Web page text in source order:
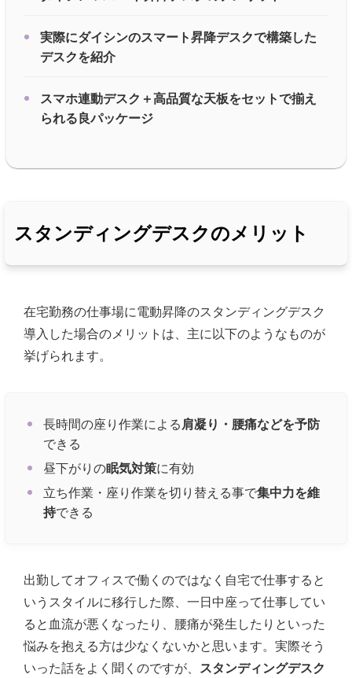
実際にダイシンのスマート昇降デスクで構築した
デスクを紹介
スマホ連動デスク＋高品質な天板をセットで揃え
られる良パッケージ
スタンディングデスクのメリット
在宅勤務の仕事場に電動昇降のスタンディングデスク
導入した場合のメリットは、主に以下のようなものが
挙げられます。
長時間の座り作業による 肩凝り・腰痛などを予防
できる
昼下がりの眠気対策に有効
立ち作業・座り作業を切り替える事で集中力を維
持できる
出勤してオフィスで働くのではなく自宅で仕事すると
いうスタイルに移行した際、一日中座って仕事してい
ると血流が悪くなったり、腰痛が発生したりといった
悩みを抱える方は少なくないかと思います。実際そう
いった話をよく聞くのですが、
スタンディングデスク